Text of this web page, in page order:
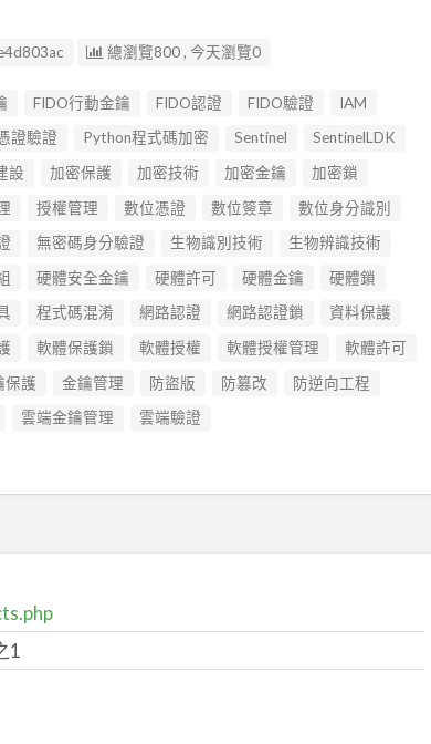
總瀏覽800 , 今天瀏覽0
FIDO行動金鑰 FIDO認證 FIDO驗證
IAM
證驗證 Python程式碼加密 Sentinel
SentinelLDK
設 加密保護 加密技術 加密金鑰
加密鎖
授權管理 數位憑證 數位簽章
數位身分識別
無密碼身分驗證 生物識別技術
生物辨識技術
硬體安全金鑰 硬體許可 硬體金鑰
硬體鎖
程式碼混淆 網路認證 網路認證鎖
資料保護
軟體保護鎖 軟體授權 軟體授權管理
軟體許可
保護 金鑰管理 防盜版 防篡改
防逆向工程
雲端金鑰管理 雲端驗證
1